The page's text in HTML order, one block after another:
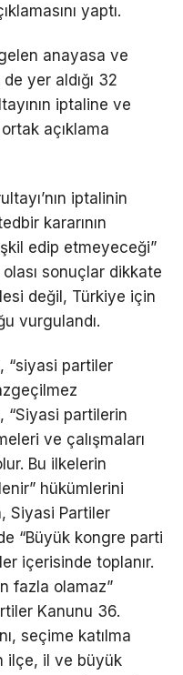
yaptı.
anayasa ve
yer aldığı 32
iptaline ve
açıklama
iptalinin
kararının
edip etmeyeceği”
olası sonuçlar dikkate
değil, Türkiye için
vurgulandı.
“siyasi partiler
“Siyasi partilerin
ve çalışmaları
Bu ilkelerin
hükümlerini
Siyasi Partiler
“Büyük kongre parti
içerisinde toplanır.
fazla olamaz”
Kanunu 36.
seçime katılma
ilçe, il ve büyük